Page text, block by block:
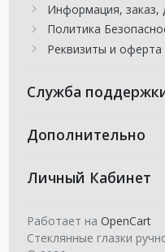
Информация, заказ,
Политика
Реквизиты и оферта
Служба
Дополнительно
Личный Кабинет
Работает на OpenCart
Стеклянные глазки